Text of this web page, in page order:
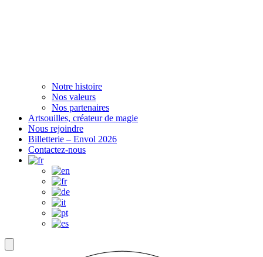
Notre histoire
Nos valeurs
Nos partenaires
Artsouilles, créateur de magie
Nous rejoindre
Billetterie – Envol 2026
Contactez-nous